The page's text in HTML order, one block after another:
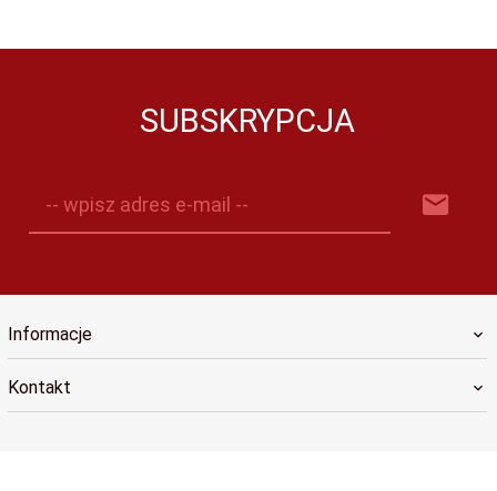
SUBSKRYPCJA
-- wpisz adres e-mail --
Informacje
Kontakt